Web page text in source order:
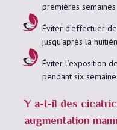
premières semaines
Éviter d’effectuer
jusqu’après la
Éviter l’exposition
pendant six
Y a-t-il des
augmentation